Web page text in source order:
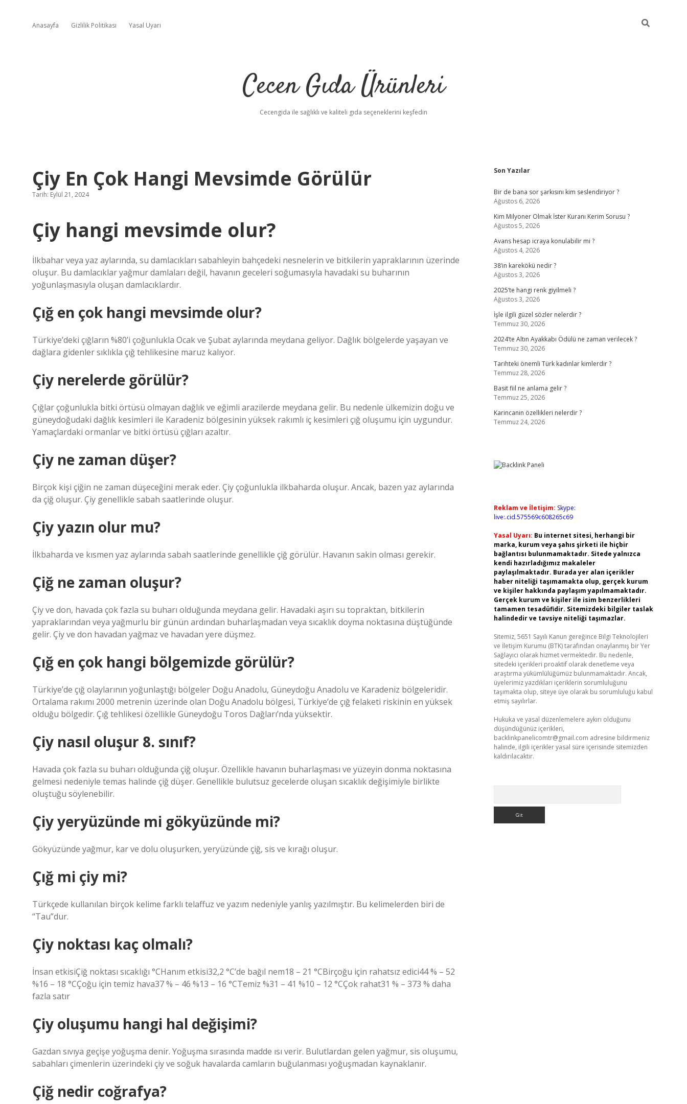
Anasayfa Gizlilik Politikası Yasal Uyarı
Cecen Gıda Ürünleri
Cecengida ile sağlıklı ve kaliteli gıda seçeneklerini keşfedin
Çiy En Çok Hangi Mevsimde Görülür
Tarih: Eylül 21, 2024
Çiy hangi mevsimde olur?
İlkbahar veya yaz aylarında, su damlacıkları sabahleyin bahçedeki nesnelerin ve bitkilerin yapraklarının üzerinde
oluşur. Bu damlacıklar yağmur damlaları değil, havanın geceleri soğumasıyla havadaki su buharının
yoğunlaşmasıyla oluşan damlacıklardır.
Çığ en çok hangi mevsimde olur?
Türkiye’deki çığların %80’i çoğunlukla Ocak ve Şubat aylarında meydana geliyor. Dağlık bölgelerde yaşayan ve
dağlara gidenler sıklıkla çığ tehlikesine maruz kalıyor.
Çiy nerelerde görülür?
Çığlar çoğunlukla bitki örtüsü olmayan dağlık ve eğimli arazilerde meydana gelir. Bu nedenle ülkemizin doğu ve
güneydoğudaki dağlık kesimleri ile Karadeniz bölgesinin yüksek rakımlı iç kesimleri çığ oluşumu için uygundur.
Yamaçlardaki ormanlar ve bitki örtüsü çığları azaltır.
Çiy ne zaman düşer?
Birçok kişi çiğin ne zaman düşeceğini merak eder. Çiy çoğunlukla ilkbaharda oluşur. Ancak, bazen yaz aylarında
da çiğ oluşur. Çiy genellikle sabah saatlerinde oluşur.
Çiy yazın olur mu?
İlkbaharda ve kısmen yaz aylarında sabah saatlerinde genellikle çiğ görülür. Havanın sakin olması gerekir.
Çiğ ne zaman oluşur?
Çiy ve don, havada çok fazla su buharı olduğunda meydana gelir. Havadaki aşırı su topraktan, bitkilerin
yapraklarından veya yağmurlu bir günün ardından buharlaşmadan veya sıcaklık doyma noktasına düştüğünde
gelir. Çiy ve don havadan yağmaz ve havadan yere düşmez.
Çığ en çok hangi bölgemizde görülür?
Türkiye’de çığ olaylarının yoğunlaştığı bölgeler Doğu Anadolu, Güneydoğu Anadolu ve Karadeniz bölgeleridir.
Ortalama rakımı 2000 metrenin üzerinde olan Doğu Anadolu bölgesi, Türkiye’de çığ felaketi riskinin en yüksek
olduğu bölgedir. Çığ tehlikesi özellikle Güneydoğu Toros Dağları’nda yüksektir.
Çiy nasıl oluşur 8. sınıf?
Havada çok fazla su buharı olduğunda çiğ oluşur. Özellikle havanın buharlaşması ve yüzeyin donma noktasına
gelmesi nedeniyle temas halinde çiğ düşer. Genellikle bulutsuz gecelerde oluşan sıcaklık değişimiyle birlikte
oluştuğu söylenebilir.
Çiy yeryüzünde mi gökyüzünde mi?
Gökyüzünde yağmur, kar ve dolu oluşurken, yeryüzünde çiğ, sis ve kırağı oluşur.
Çığ mi çiy mi?
Türkçede kullanılan birçok kelime farklı telaffuz ve yazım nedeniyle yanlış yazılmıştır. Bu kelimelerden biri de
“Tau”dur.
Çiy noktası kaç olmalı?
İnsan etkisiÇiğ noktası sıcaklığı °CHanım etkisi32,2 °C’de bağıl nem18 – 21 °CBirçoğu için rahatsız edici44 % – 52
%16 – 18 °CÇoğu için temiz hava37 % – 46 %13 – 16 °CTemiz %31 – 41 %10 – 12 °CÇok rahat31 % – 373 % daha
fazla satır
Çiy oluşumu hangi hal değişimi?
Gazdan sıvıya geçişe yoğuşma denir. Yoğuşma sırasında madde ısı verir. Bulutlardan gelen yağmur, sis oluşumu,
sabahları çimenlerin üzerindeki çiy ve soğuk havalarda camların buğulanması yoğuşmadan kaynaklanır.
Çiğ nedir coğrafya?
Sidebar
Son Yazılar
Bir de bana sor şarkısını kim seslendiriyor ?
Ağustos 6, 2026
Kim Milyoner Olmak İster Kuranı Kerim Sorusu ?
Ağustos 5, 2026
Avans hesap icraya konulabilir mi ?
Ağustos 4, 2026
38’in karekökü nedir ?
Ağustos 3, 2026
2025’te hangi renk giyilmeli ?
Ağustos 3, 2026
İşle ilgili güzel sözler nelerdir ?
Temmuz 30, 2026
2024’te Altın Ayakkabı Ödülü ne zaman verilecek ?
Temmuz 30, 2026
Tarihteki önemli Türk kadınlar kimlerdir ?
Temmuz 28, 2026
Basit fiil ne anlama gelir ?
Temmuz 25, 2026
Karincanin özellikleri nelerdir ?
Temmuz 24, 2026
Reklam ve İletişim: Skype:
live:.cid.575569c608265c69
Yasal Uyarı: Bu internet sitesi, herhangi bir
marka, kurum veya şahıs şirketi ile hiçbir
bağlantısı bulunmamaktadır. Sitede yalnızca
kendi hazırladığımız makaleler
paylaşılmaktadır. Burada yer alan içerikler
haber niteliği taşımamakta olup, gerçek kurum
ve kişiler hakkında paylaşım yapılmamaktadır.
Gerçek kurum ve kişiler ile isim benzerlikleri
tamamen tesadüfidir. Sitemizdeki bilgiler taslak
halindedir ve tavsiye niteliği taşımazlar.
Sitemiz, 5651 Sayılı Kanun gereğince Bilgi Teknolojileri
ve İletişim Kurumu (BTK) tarafından onaylanmış bir Yer
Sağlayıcı olarak hizmet vermektedir. Bu nedenle,
sitedeki içerikleri proaktif olarak denetleme veya
araştırma yükümlülüğümüz bulunmamaktadır. Ancak,
üyelerimiz yazdıkları içeriklerin sorumluluğunu
taşımakta olup, siteye üye olarak bu sorumluluğu kabul
etmiş sayılırlar.
Hukuka ve yasal düzenlemelere aykırı olduğunu
düşündüğünüz içerikleri,
backlinkpanelicomtr@gmail.com adresine bildirmeniz
halinde, ilgili içerikler yasal süre içerisinde sitemizden
kaldırılacaktır.
https://hiltonbet-giris.com/